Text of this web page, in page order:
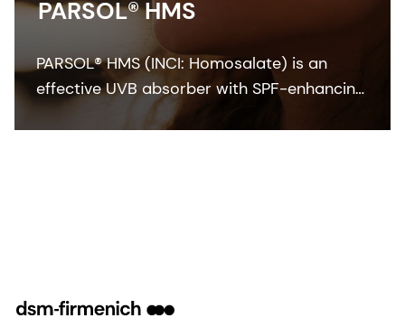
PARSOL® HMS
PARSOL® HMS (INCI: Homosalate) is an
effective UVB absorber with SPF-enhancing
properties. The UV filter integrates easily